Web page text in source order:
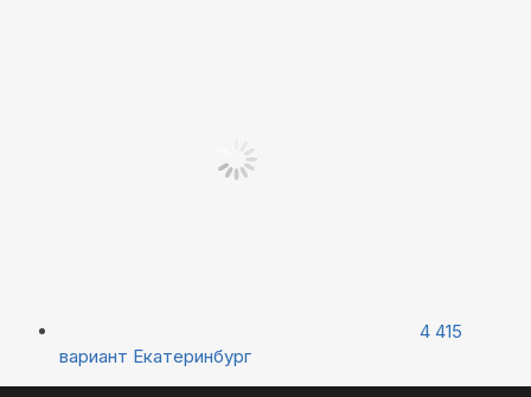
4 415
вариант Екатеринбург